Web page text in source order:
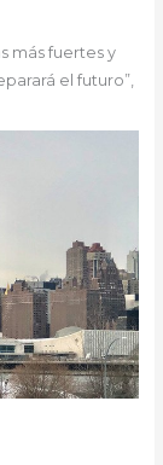
más fuertes y
el futuro”,